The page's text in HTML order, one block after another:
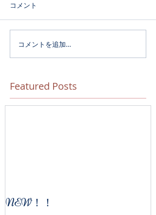
コメント
コメントを追加…
Featured Posts
NEW！！